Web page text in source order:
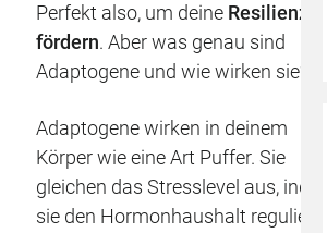
Perfekt also, um deine Resilienz zu
fördern. Aber was genau sind
Adaptogene und wie wirken sie?
Adaptogene wirken in deinem
Körper wie eine Art Puffer. Sie
gleichen das Stresslevel aus, indem
sie den Hormonhaushalt regulieren